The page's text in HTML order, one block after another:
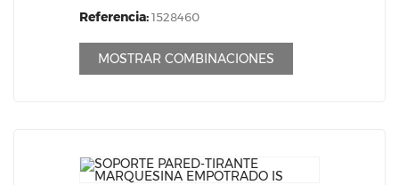
Referencia:1528460
MOSTRAR COMBINACIONES